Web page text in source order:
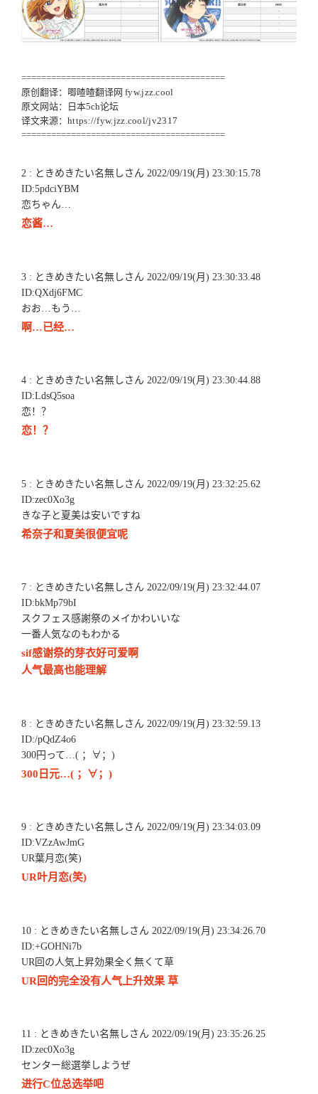
=========================================
原创翻译：唧喳喳翻译网 fyw.jzz.cool
原文网站：日本5ch论坛
译文来源： https://fyw.jzz.cool/jv2317
=========================================
2 : ときめきたい名無しさん 2022/09/19(月) 23:30:15.78
ID:5pdciYBM
恋ちゃん…
恋酱…
3 : ときめきたい名無しさん 2022/09/19(月) 23:30:33.48
ID:QXdj6FMC
おお…もう…
啊…已经…
4 : ときめきたい名無しさん 2022/09/19(月) 23:30:44.88
ID:LdsQ5soa
恋！？
恋！？
5 : ときめきたい名無しさん 2022/09/19(月) 23:32:25.62
ID:zec0Xo3g
きな子と夏美は安いですね
希奈子和夏美很便宜呢
7 : ときめきたい名無しさん 2022/09/19(月) 23:32:44.07
ID:bkMp79bI
スクフェス感謝祭のメイかわいいな
一番人気なのもわかる
sif感谢祭的芽衣好可爱啊
人气最高也能理解
8 : ときめきたい名無しさん 2022/09/19(月) 23:32:59.13
ID:/pQdZ4o6
300円って…( ；∀；)
300日元…( ；∀；)
9 : ときめきたい名無しさん 2022/09/19(月) 23:34:03.09
ID:VZzAwJmG
UR葉月恋(笑)
UR叶月恋(笑)
10 : ときめきたい名無しさん 2022/09/19(月) 23:34:26.70
ID:+GOHNi7b
UR回の人気上昇効果全く無くて草
UR回的完全没有人气上升效果 草
11 : ときめきたい名無しさん 2022/09/19(月) 23:35:26.25
ID:zec0Xo3g
センター総選挙しようぜ
进行C位总选举吧